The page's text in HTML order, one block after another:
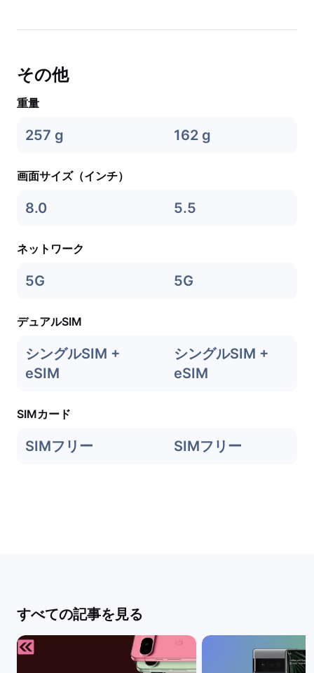
その他
重量
257 g 162 g
画面サイズ（インチ）
8.0 5.5
ネットワーク
5G 5G
デュアルSIM
シングルSIM +
eSIM
シングルSIM +
eSIM
SIMカード
SIMフリー SIMフリー
すべての記事を見る